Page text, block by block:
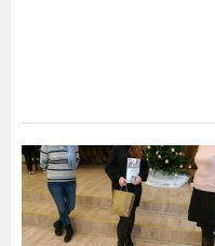
Vizualaus
meno
konkursas
Jelgavoje